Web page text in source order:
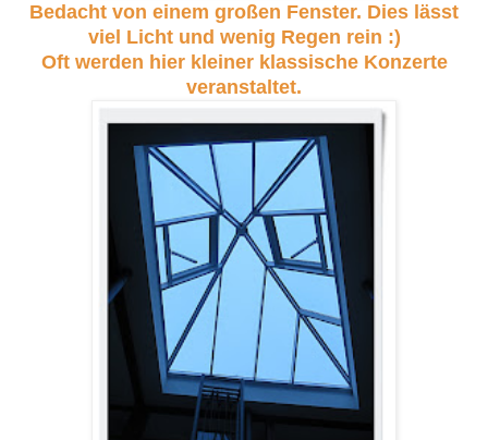
Bedacht von einem großen Fenster. Dies lässt
viel Licht und wenig Regen rein :)
Oft werden hier kleiner klassische Konzerte
veranstaltet.